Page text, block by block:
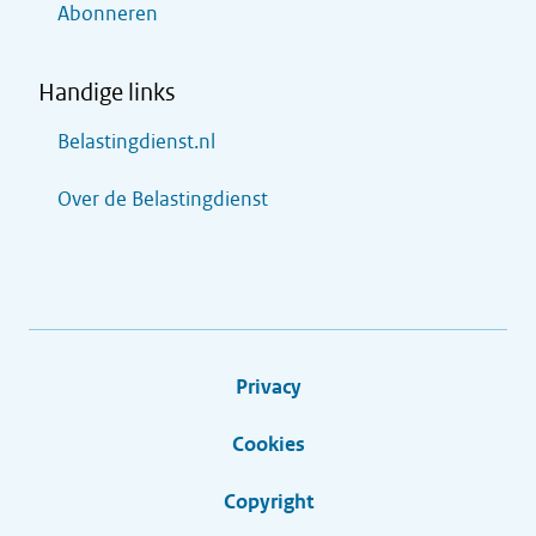
Abonneren
Handige links
Belastingdienst.nl
Over de Belastingdienst
Privacy
Cookies
Copyright